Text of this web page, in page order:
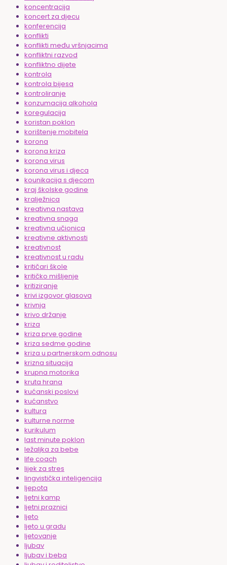
koncentracija
koncert za djecu
konferencija
konflikti
konflikti među vršnjacima
konfliktni razvod
konfliktno dijete
kontrola
kontrola bijesa
kontroliranje
konzumacija alkohola
koregulacija
koristan poklon
korištenje mobitela
korona
korona kriza
korona virus
korona virus i djeca
kounikacija s djecom
kraj školske godine
kralježnica
kreativna nastava
kreativna snaga
kreativna učionica
kreativne aktivnosti
kreativnost
kreativnost u radu
kritičari škole
kritičko mišljenje
kritiziranje
krivi izgovor glasova
krivnja
krivo držanje
kriza
kriza prve godine
kriza sedme godine
kriza u partnerskom odnosu
krizna situacija
krupna motorika
kruta hrana
kućanski poslovi
kućanstvo
kultura
kulturne norme
kurikulum
last minute poklon
ležaljka za bebe
life coach
lijek za stres
lingvistička inteligencija
ljepota
ljetni kamp
ljetni praznici
ljeto
ljeto u gradu
ljetovanje
ljubav
ljubav i beba